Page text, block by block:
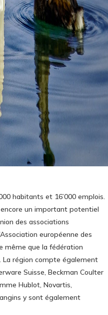
habitants et 16’000 emplois.
un important potentiel
des associations
européenne des
même que la fédération
La région compte également
Suisse, Beckman Coulter
Hublot, Novartis,
y sont également